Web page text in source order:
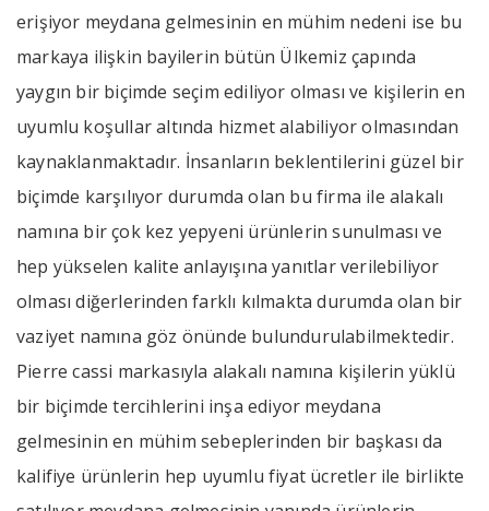
erişiyor meydana gelmesinin en mühim nedeni ise bu
markaya ilişkin bayilerin bütün Ülkemiz çapında
yaygın bir biçimde seçim ediliyor olması ve kişilerin en
uyumlu koşullar altında hizmet alabiliyor olmasından
kaynaklanmaktadır. İnsanların beklentilerini güzel bir
biçimde karşılıyor durumda olan bu firma ile alakalı
namına bir çok kez yepyeni ürünlerin sunulması ve
hep yükselen kalite anlayışına yanıtlar verilebiliyor
olması diğerlerinden farklı kılmakta durumda olan bir
vaziyet namına göz önünde bulundurulabilmektedir.
Pierre cassi markasıyla alakalı namına kişilerin yüklü
bir biçimde tercihlerini inşa ediyor meydana
gelmesinin en mühim sebeplerinden bir başkası da
kalifiye ürünlerin hep uyumlu fiyat ücretler ile birlikte